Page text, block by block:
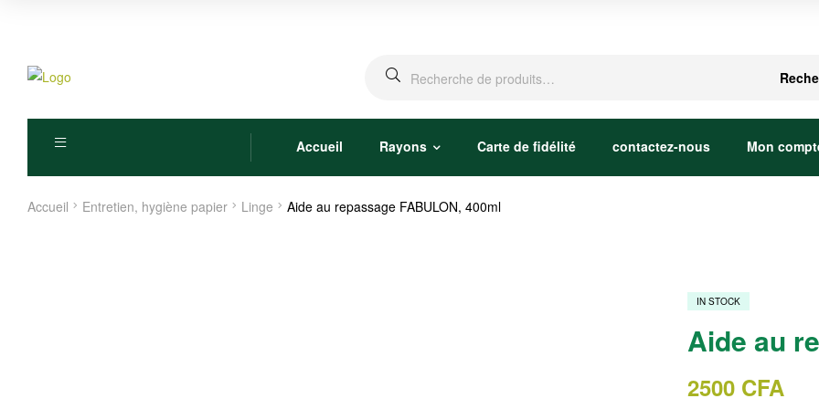
Recherche
Accueil Rayons Carte de fidélité contactez-nous Mon
Accueil Entretien, hygiène papier Linge Aide au repassage FABULON, 400ml
IN STOCK
Aide au
2500 CFA